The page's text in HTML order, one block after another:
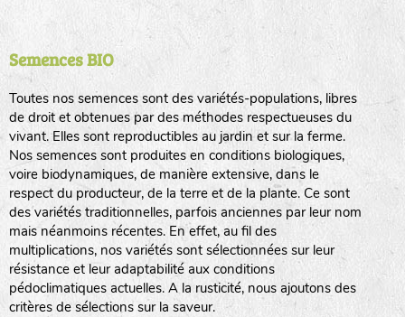
Semences BIO
Toutes nos semences sont des variétés-populations, libres
de droit et obtenues par des méthodes respectueuses du
vivant. Elles sont reproductibles au jardin et sur la ferme.
Nos semences sont produites en conditions biologiques,
voire biodynamiques, de manière extensive, dans le
respect du producteur, de la terre et de la plante. Ce sont
des variétés traditionnelles, parfois anciennes par leur nom
mais néanmoins récentes. En effet, au fil des
multiplications, nos variétés sont sélectionnées sur leur
résistance et leur adaptabilité aux conditions
pédoclimatiques actuelles. A la rusticité, nous ajoutons des
critères de sélections sur la saveur.
haies
zone sauvage